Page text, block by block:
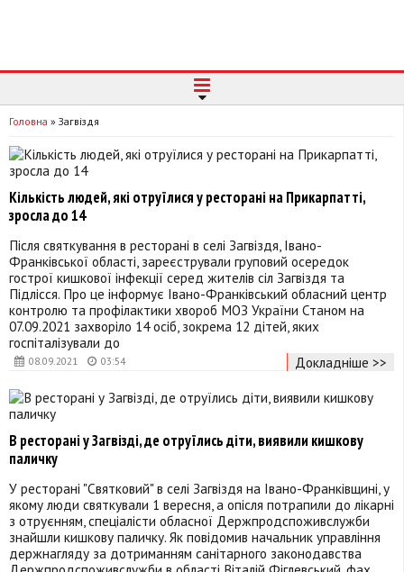
Головна » Загвіздя
08.09.2021 03:54
Кількість людей, які отруїлися у ресторані на Прикарпатті,
зросла до 14
Після святкування в ресторані в селі Загвіздя, Івано-
Франківської області, зареєстрували груповий осередок
гострої кишкової інфекції серед жителів сіл Загвіздя та
Підлісся. Про це інформує Івано-Франківський обласний центр
контролю та профілактики хвороб МОЗ України Станом на
07.09.2021 захворіло 14 осіб, зокрема 12 дітей, яких
госпіталізували до
Докладніше >>
В ресторані у Загвізді, де отруїлись діти, виявили кишкову
паличку
У ресторані "Святковий" в селі Загвіздя на Івано-Франківщині, у
якому люди святкували 1 вересня, а опісля потрапили до лікарні
з отруєнням, спеціалісти обласної Держпродспоживслужби
знайшли кишкову паличку. Як повідомив начальник управління
держнагляду за дотриманням санітарного законодавства